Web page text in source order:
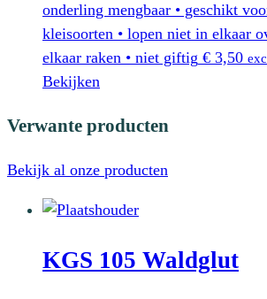
onderling mengbaar • geschikt
kleisoorten • lopen niet in elkaar
elkaar raken • niet giftig € 3,50
Bekijken
Verwante producten
Bekijk al onze producten
KGS 105 Waldglut